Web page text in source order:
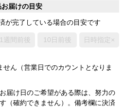
お届けの目安
が完了している場合の目安です
1週間前後 10日前後 日時指定×
ん（営業日でのカウントとなりま
け日のご希望がある際は、努力の
（確約できません）。備考欄に決済